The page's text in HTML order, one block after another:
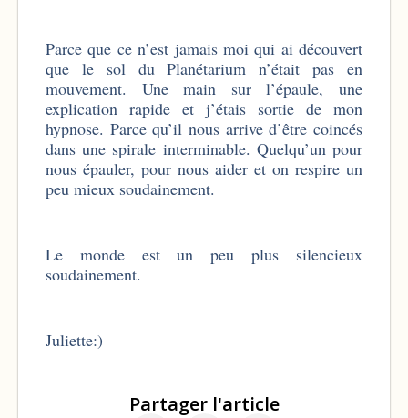
Parce que ce n’est jamais moi qui ai découvert
que le sol du Planétarium n’était pas en
mouvement. Une main sur l’épaule, une
explication rapide et j’étais sortie de mon
hypnose. Parce qu’il nous arrive d’être coincés
dans une spirale interminable. Quelqu’un pour
nous épauler, pour nous aider et on respire un
peu mieux soudainement.
Le monde est un peu plus silencieux
soudainement.
Juliette:)
Partager l'article